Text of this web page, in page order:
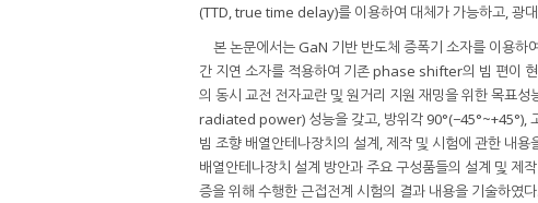
(TTD, true time delay)를 이용하여 대체가 가능하고, 광
본 논문에서는 GaN 기반 반도체 증폭기 소자를 이용하
간 지연 소자를 적용하여 기존 phase shifter의 빔 편이
의 동시 교전 전자교란 및 원거리 지원 재밍을 위한 목표
radiated power) 성능을 갖고, 방위각 90°(−45°~+45°),
빔 조향 배열안테나장치의 설계, 제작 및 시험에 관한 내
배열안테나장치 설계 방안과 주요 구성품들의 설계 및 제
증을 위해 수행한 근접전계 시험의 결과 내용을 기술하였